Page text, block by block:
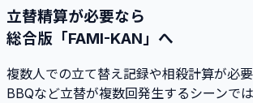
立替精算が必要なら
総合版「FAMI-KAN」へ
複数人での立て替え記録や相殺計算が必
BBQなど立替が複数回発生するシーンで